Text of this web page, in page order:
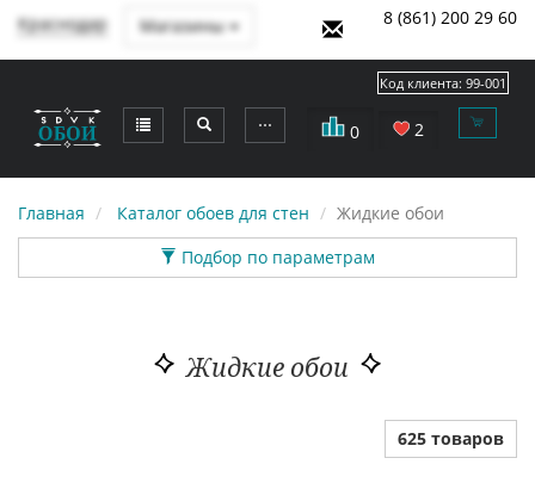
Краснодар Магазины 8 (861) 200 29 60
⋯ 0 2
Код клиента: 99-001
Главная Каталог обоев для стен
Жидкие обои
Подбор по параметрам
Жидкие обои
625 товаров